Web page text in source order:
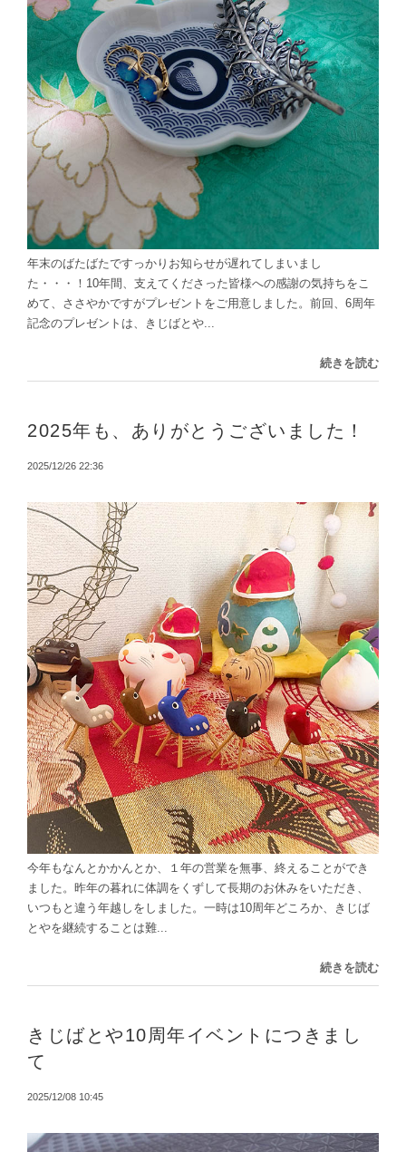
年末のばたばたですっかりお知らせが遅れてしまいまし
た・・・！10年間、支えてくださった皆様への感謝の気持ちをこ
めて、ささやかですがプレゼントをご用意しました。前回、6周年
記念のプレゼントは、きじばとや...
続きを読む
2025年も、ありがとうございました！
2025/12/26 22:36
今年もなんとかかんとか、１年の営業を無事、終えることができ
ました。昨年の暮れに体調をくずして長期のお休みをいただき、
いつもと違う年越しをしました。一時は10周年どころか、きじば
とやを継続することは難...
続きを読む
きじばとや10周年イベントにつきまし
て
2025/12/08 10:45